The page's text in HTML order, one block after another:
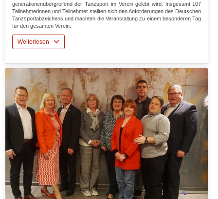
generationenübergreifend der Tanzsport im Verein gelebt wird. Insgesamt 107
Teilnehmerinnen und Teilnehmer stellten sich den Anforderungen des Deutschen
Tanzsportabzeichens und machten die Veranstaltung zu einem besonderen Tag
für den gesamten Verein.
Weiterlesen